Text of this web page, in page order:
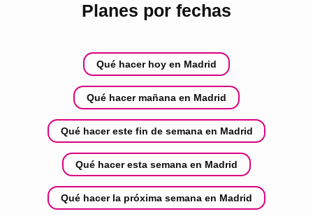
Planes por fechas
Qué hacer hoy en Madrid
Qué hacer mañana en Madrid
Qué hacer este fin de semana en Madrid
Qué hacer esta semana en Madrid
Qué hacer la próxima semana en Madrid